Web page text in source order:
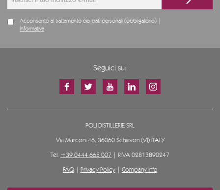
Acconsento al trattamento dei dati personali (obbligatorio) |
Informativa
Seguici su:
POLI DISTILLERIE SRL
Via Marconi 46, 36060 Schiavon (VI) ITALY
Tel. +39 0444 665 007 | P.IVA 02813890247
FAQ| Privacy Policy| Company Info